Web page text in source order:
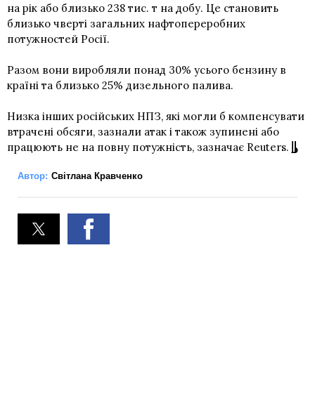
на рік або близько 238 тис. т на добу. Це становить
близько чверті загальних нафтопереробних
потужностей Росії.
Разом вони виробляли понад 30% усього бензину в
країні та близько 25% дизельного палива.
Низка інших російських НПЗ, які могли б компенсувати
втрачені обсяги, зазнали атак і також зупинені або
працюють не на повну потужність, зазначає Reuters.
Автор: Світлана Кравченко